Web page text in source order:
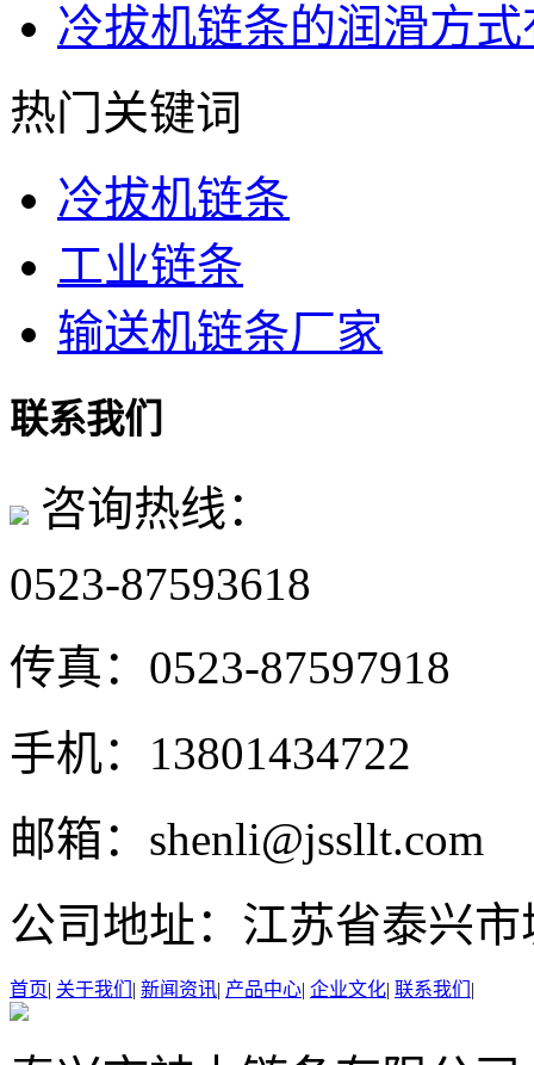
冷拔机链条的润滑方
热门关键词
冷拔机链条
工业链条
输送机链条厂家
联系我们
咨询热线：
0523-87593618
传真： 0523-87597918
手机： 13801434722
邮箱： shenli@jssllt.com
公司地址： 江苏省泰兴
首页| 关于我们 | 新闻资讯| 产品中心| 企业文化| 联系我们 |